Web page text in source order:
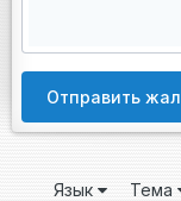
Отправить
Язык Тема